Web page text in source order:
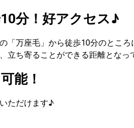
分！好アクセス♪
「万座毛」から徒歩10分のところ
立ち寄ることができる距離となっ
能！
ただけます♪